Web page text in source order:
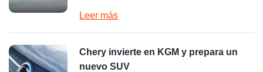
Leer más
Chery invierte en KGM y prepara un
nuevo SUV